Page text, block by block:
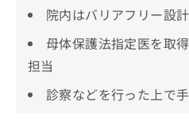
院内はバリアフリー設計
母体保護法指定医を取
担当
診察などを行った上で